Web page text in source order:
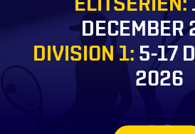
DIVISION 1: 5-17
2026